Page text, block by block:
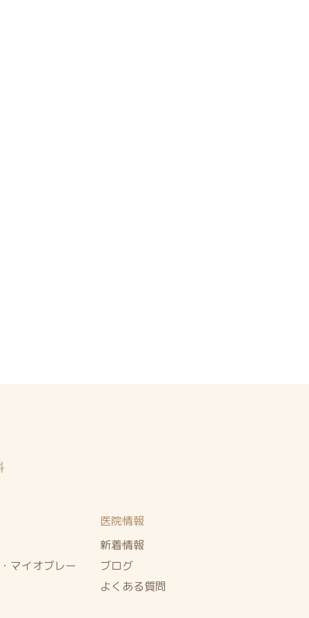
マイオブレー
医院情報
新着情報
ブログ
よくある質問